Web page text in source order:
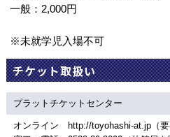
一般：2,000円
※未就学児入場不可
チケット取扱い
プラットチケットセンター
オンライン http://toyohashi-at.jp（要